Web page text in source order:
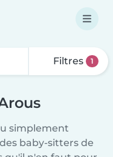
Filtres 1
simplement
baby-sitters de